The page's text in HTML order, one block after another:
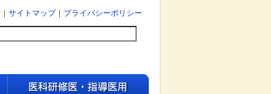
｜ サイトマップ｜ プライバシーポリシー